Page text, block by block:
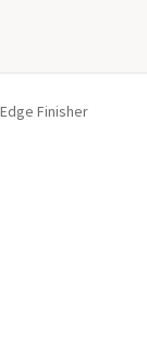
Finisher